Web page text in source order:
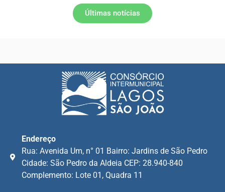
Últimas notícias
Endereço
Rua: Avenida Um, n° 01 Bairro: Jardins de São Pedro
Cidade: São Pedro da Aldeia CEP: 28.940-840
Complemento: Lote 01, Quadra 11